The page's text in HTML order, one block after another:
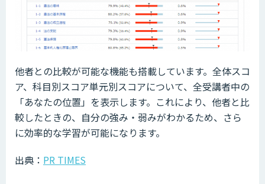
他者との比較が可能な機能も搭載しています。全体スコ
ア、科目別スコア単元別スコアについて、全受講者中の
「あなたの位置」を表示します。これにより、他者と比
較したときの、自分の強み・弱みがわかるため、さら
に効率的な学習が可能になります。
出典： PR TIMES